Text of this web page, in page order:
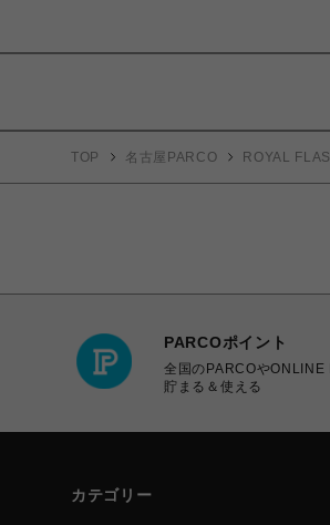
TOP 名古屋PARCO ROYAL
PARCOポイント
全国のPARCOやONLINE
貯まる＆使える
カテゴリー